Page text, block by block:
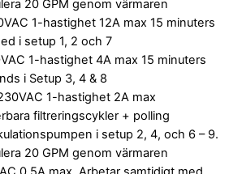
20 GPM genom värmaren
1-hastighet 12A max 15 minuters
i setup 1, 2 och 7
1-hastighet 4A max 15 minuters
i Setup 3, 4 & 8
1-hastighet 2A max
filtreringscykler + polling
i setup 2, 4, och 6 – 9.
20 GPM genom värmaren